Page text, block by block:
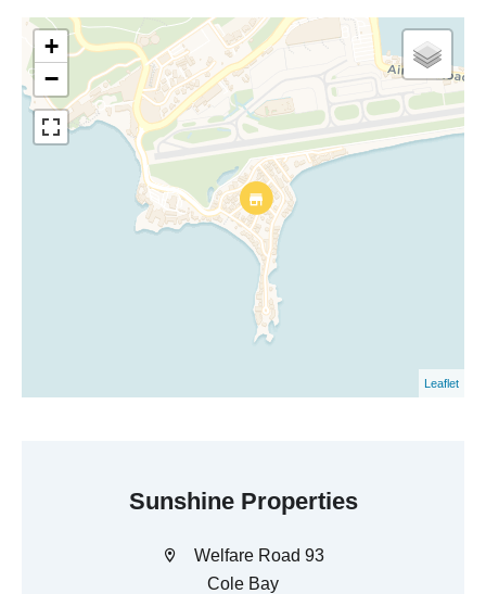
+
−
Leaflet
Sunshine Properties
Welfare Road 93
Cole Bay